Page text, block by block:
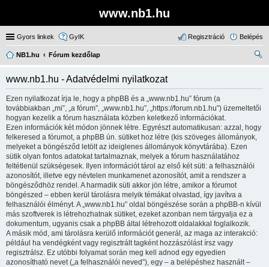
www.nb1.hu
Gyors linkek GyIK Belépés
Regisztráció
NB1.hu
Fórum kezdőlap
www.nb1.hu - Adatvédelmi nyilatkozat
Ezen nyilatkozat írja le, hogy a phpBB és a „www.nb1.hu” fórum (a
továbbiakban „mi”, „a fórum”, „www.nb1.hu”, „https://forum.nb1.hu”) üzemeltetői
hogyan kezelik a fórum használata közben keletkező információkat.
Ezen információk két módon jönnek létre. Egyrészt automatikusan: azzal, hogy
felkeresed a fórumot, a phpBB ún. sütiket hoz létre (kis szöveges állományok,
melyeket a böngésződ letölt az ideiglenes állományok könyvtárába). Ezen
sütik olyan fontos adatokat tartalmaznak, melyek a fórum használatához
feltétlenül szükségesek. Ilyen információt tárol az első két süti: a felhasználói
azonosítót, illetve egy névtelen munkamenet azonosítót, amit a rendszer a
böngésződhöz rendel. A harmadik süti akkor jön létre, amikor a fórumot
böngészed – ebben kerül tárolásra melyik témákat olvastad, így javítva a
felhasználói élményt. A „www.nb1.hu” oldal böngészése során a phpBB-n kívül
más szoftverek is létrehozhatnak sütiket, ezeket azonban nem tárgyalja ez a
dokumentum, ugyanis csak a phpBB által létrehozott oldalakkal foglalkozik.
A másik mód, ami tárolásra kerülő információt generál, az maga az interakció:
például ha vendégként vagy regisztrált tagként hozzászólást írsz vagy
regisztrálsz. Ez utóbbi folyamat során meg kell adnod egy egyedien
azonosítható nevet („a felhasználói neved”), egy – a belépéshez használt –